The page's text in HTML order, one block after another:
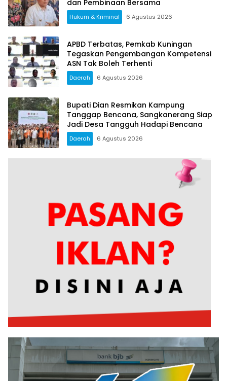
dan Pembinaan Bersama
Hukum & Kriminal 6 Agustus 2026
APBD Terbatas, Pemkab Kuningan
Tegaskan Pengembangan Kompetensi
ASN Tak Boleh Terhenti
Daerah 6 Agustus 2026
Bupati Dian Resmikan Kampung
Tanggap Bencana, Sangkanerang Siap
Jadi Desa Tangguh Hadapi Bencana
Daerah 6 Agustus 2026